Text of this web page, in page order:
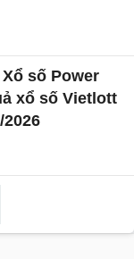
số Power
xổ số Vietlott